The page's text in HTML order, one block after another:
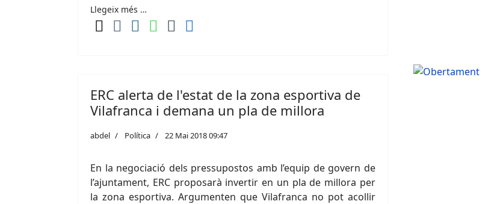
Llegeix més …
ERC alerta de l'estat de la zona esportiva de
Vilafranca i demana un pla de millora
abdel Política 22 Mai 2018 09:47
En la negociació dels pressupostos amb l’equip de govern de
l’ajuntament, ERC proposarà invertir en un pla de millora per
la zona esportiva. Argumenten que Vilafranca no pot acollir